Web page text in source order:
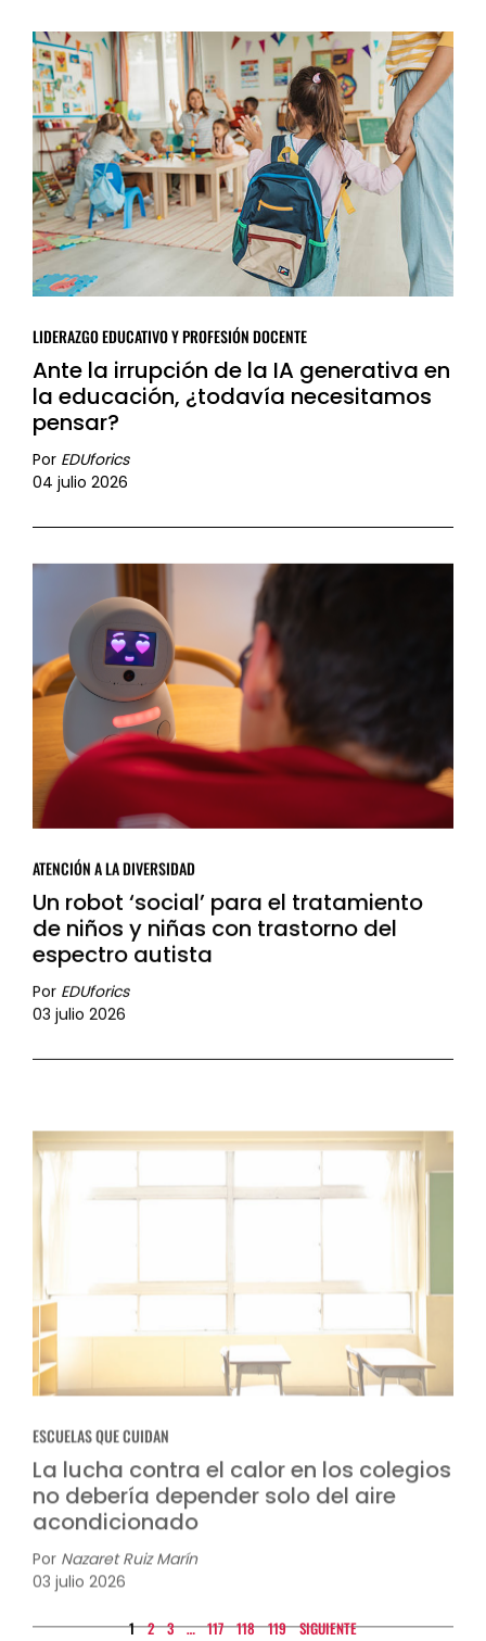
LIDERAZGO EDUCATIVO Y PROFESIÓN DOCENTE
Ante la irrupción de la IA generativa en
la educación, ¿todavía necesitamos
pensar?
Por EDUforics
04 julio 2026
ATENCIÓN A LA DIVERSIDAD
Un robot ‘social’ para el tratamiento
de niños y niñas con trastorno del
espectro autista
Por EDUforics
03 julio 2026
ESCUELAS QUE CUIDAN
La lucha contra el calor en los colegios
no debería depender solo del aire
acondicionado
PorNazaret Ruiz Marín
1 2 3 … 117 118 119 SIGUIENTE